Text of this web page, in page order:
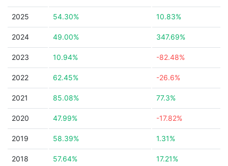
2025 54.30% 10.83%
2024 49.00% 347.69%
2023 10.94% -82.48%
2022 62.45% -26.6%
2021 85.08% 77.3%
2020 47.99% -17.82%
2019 58.39% 1.31%
2018 57.64% 17.21%